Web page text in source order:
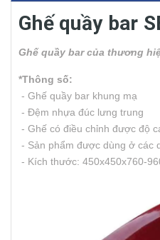
Ghế quầy bar
Ghế quầy bar của thương
*Thông số:
- Ghế quầy bar khung mạ
- Đệm nhựa đúc lưng trung
- Ghế có điều chỉnh được độ
- Sản phẩm được dùng ở các
- Kích thước: 450x450x760-